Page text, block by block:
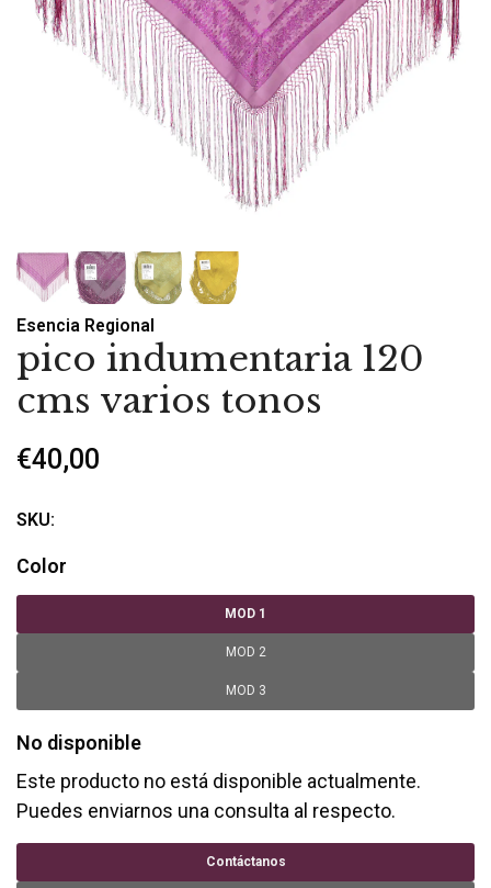
Esencia Regional
pico indumentaria 120
cms varios tonos
€40,00
SKU:
Color
MOD 1
MOD 2
MOD 3
No disponible
Este producto no está disponible actualmente.
Puedes enviarnos una consulta al respecto.
Contáctanos